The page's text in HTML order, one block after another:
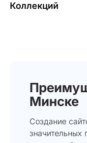
Коллекций
Минске
Создание
значительных